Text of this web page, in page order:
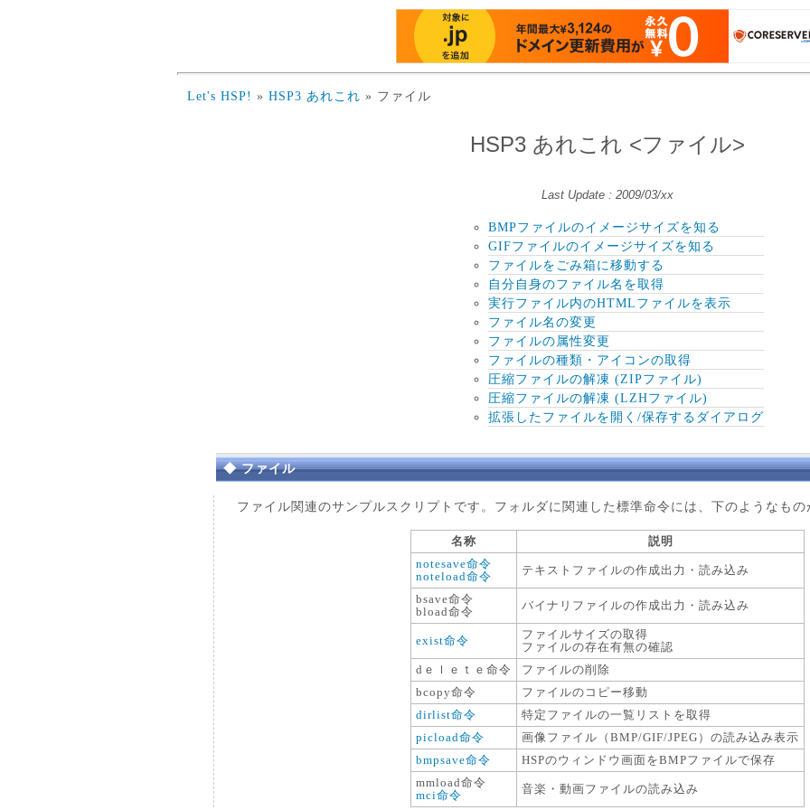
Let's HSP! » HSP3 あれこれ » ファイル
HSP3 あれこれ <ファイル>
Last Update : 2009/03/xx
BMPファイルのイメージサイズを知る
GIFファイルのイメージサイズを知る
ファイルをごみ箱に移動する
自分自身のファイル名を取得
実行ファイル内のHTMLファイルを表示
ファイル名の変更
ファイルの属性変更
ファイルの種類・アイコンの取得
圧縮ファイルの解凍 (ZIPファイル)
圧縮ファイルの解凍 (LZHファイル)
拡張したファイルを開く/保存するダイアログ
◆ ファイル
ファイル関連のサンプルスクリプトです。フォルダに関連した標準命令には、下のようなもの
名称
説明
notesave命令
noteload命令
テキストファイルの作成出力・読み込み
bsave命令
bload命令
バイナリファイルの作成出力・読み込み
exist命令
ファイルサイズの取得
ファイルの存在有無の確認
dｅｌｅｔｅ命令
ファイルの削除
bcopy命令
ファイルのコピー移動
dirlist命令
特定ファイルの一覧リストを取得
picload命令
画像ファイル（BMP/GIF/JPEG）の読み込み表示
bmpsave命令
HSPのウィンドウ画面をBMPファイルで保存
mmload命令
mci命令
音楽・動画ファイルの読み込み